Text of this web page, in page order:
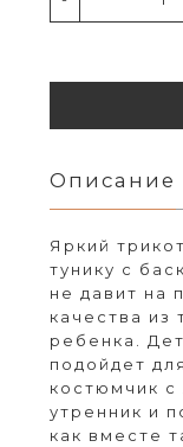
Описание
Яркий
тунику с
не давит на
качества из
ребенка.
подойдет
костюмчик
утренник и
как вместе